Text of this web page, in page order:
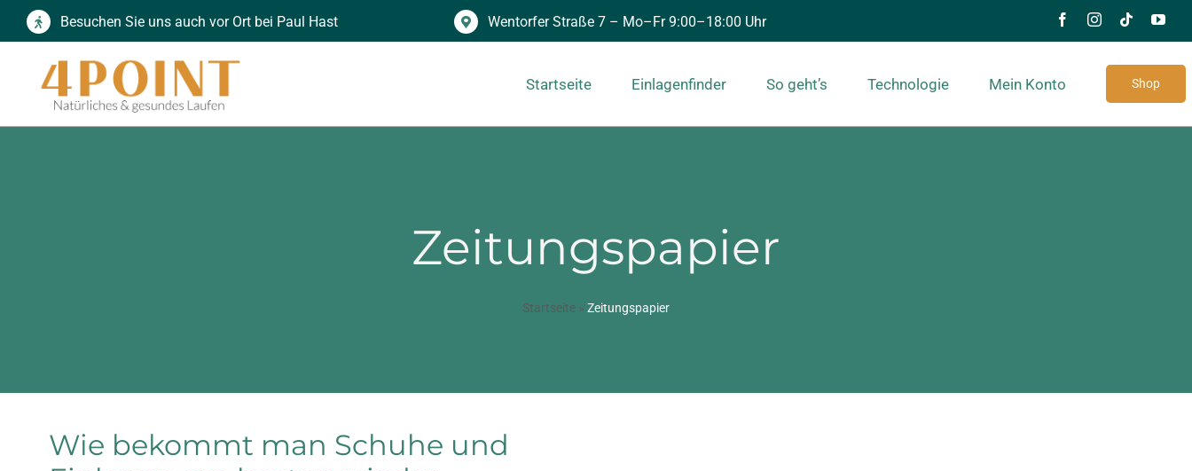
Zum
springen
Besuchen Sie uns auch vor Ort bei Paul Hast Wentorfer Straße 7 – Mo–Fr 9:00–18:00 Uhr
Startseite Einlagenfinder So geht’s Technologie Mein Konto Shop
Zeitungspapier
Startseite » Zeitungspapier
Wie bekommt man Schuhe und